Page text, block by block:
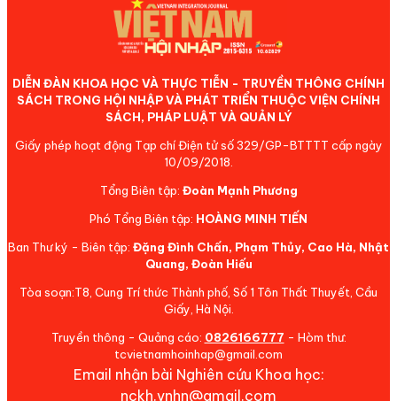
DIỄN ĐÀN KHOA HỌC VÀ THỰC TIỄN - TRUYỀN THÔNG CHÍNH
SÁCH TRONG HỘI NHẬP VÀ PHÁT TRIỂN THUỘC VIỆN CHÍNH
SÁCH, PHÁP LUẬT VÀ QUẢN LÝ
Giấy phép hoạt động Tạp chí Điện tử số 329/GP-BTTTT cấp ngày
10/09/2018.
Tổng Biên tập: Đoàn Mạnh Phương
Phó Tổng Biên tập: HOÀNG MINH TIẾN
Ban Thư ký - Biên tập: Đặng Đình Chấn, Phạm Thủy, Cao Hà, Nhật
Quang, Đoàn Hiếu
Tòa soạn:T8, Cung Trí thức Thành phố, Số 1 Tôn Thất Thuyết, Cầu
Giấy, Hà Nội.
Truyền thông - Quảng cáo: 0826166777 - Hòm thư:
tcvietnamhoinhap@gmail.com
Email nhận bài Nghiên cứu Khoa học:
nckh.vnhn@gmail.com